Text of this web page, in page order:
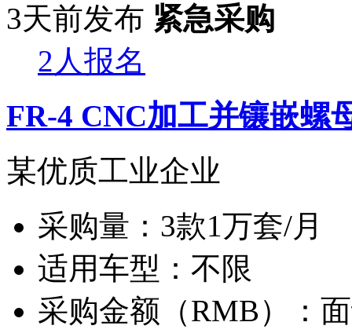
3天前发布 紧急采购
2人报名
FR-4 CNC加工并镶嵌螺
某优质工业企业
采购量： 3款1万套/月
适用车型： 不限
采购金额（RMB）：